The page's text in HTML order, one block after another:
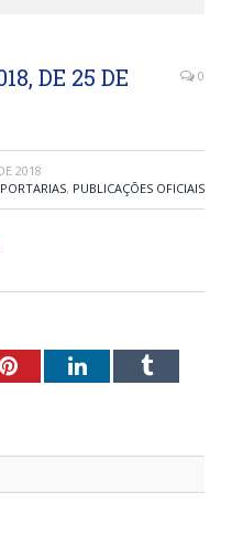
DE 25 DE
0
2018
PORTARIAS, PUBLICAÇÕES OFICIAIS
PinterestLinkedInTumblr